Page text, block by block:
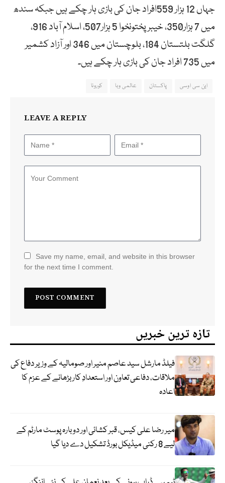
جہاں 12 ہزار 559افراد جان کی بازی ہار چکے ہیں جبکہ سندھ
میں 7 ہزار350، خیبرپختونخوا 5 ہزار507، اسلام آباد 916،
گلگت بلتستان 184، بلوچستان میں 346 اور آزاد کشمیر
میں 735 افراد جان کی بازی ہار چکے ہیں۔
این سی اوسی پاکستان عالمی وبا کورونا
LEAVE A REPLY
Save my name, email, and website in this browser
for the next time I comment.
تازہ ترین خبریں
فیلڈ مارشل سید عاصم منیر اور صومالیہ کے وزیر دفاع کی
ملاقات، دفاعی تعاون اور استعدادِ کار بڑھانے کے عزم کا
اعادہ
میر رضا علی کیس، قبر کشائی اور دوبارہ پوسٹ مارٹم کے
لیے 8 رکنی میڈیکل بورڈ تشکیل دے دیا گیا